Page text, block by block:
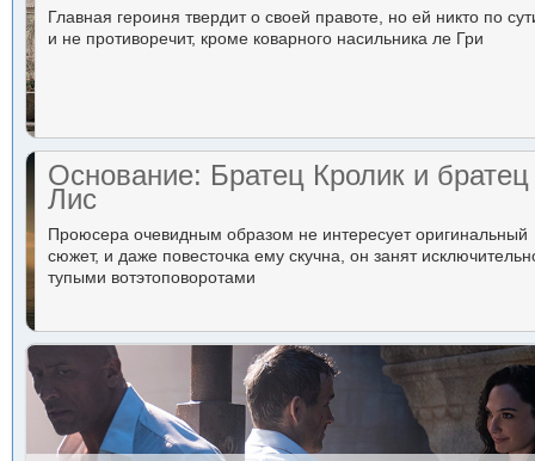
Главная героиня твердит о своей правоте, но ей никто по
и не противоречит, кроме коварного насильника ле Гри
Основание: Братец Кролик и братец
Лис
Проюсера очевидным образом не интересует оригинальный
сюжет, и даже повесточка ему скучна, он занят
тупыми вотэтоповоротами